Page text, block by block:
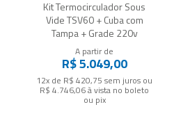
Kit Termocirculador Sous
Vide TSV60 + Cuba com
Tampa + Grade 220v
A partir de
R$ 5.049,00
12x de R$ 420,75 sem juros ou
R$ 4.746,06à vista no boleto
ou pix